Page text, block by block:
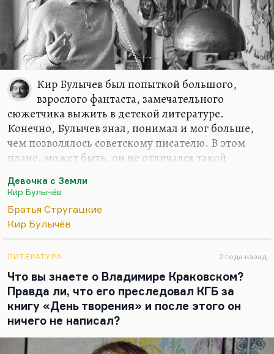
Бориса Натановича Стругацкого именно на этой
книжке.
В этой книге, как в зерне, сконцентрировались
все главные приемы и темы поздних
Стругацких. Хотя это сравнительно ранняя…
Кир Булычев был попыткой большого,
взрослого фантаста, замечательного
сюжетчика выжить в детской литературе.
Конечно, Булычев знал, понимал и мог больше,
чем позволялось советскому писателю. В этом
плане, может быть, он не отличался такой
обладал, безусловно, великолепным сюжетным
мастерством. И потом, знаете, Булычев был
абсолютно человечен. Вот если Стругацкие, как и
всякие модернисты, были абсолютно
человеком большой сентиментальности,
чуткости, пронзительной печали о человеческой
участи.
Интересная, кстати, это тема. У Стругацкий
интеллектуальная мощь такова, ужасы,…
Девочка с Земли
Кир Булычёв
Братья Стругацкие
Кир Булычёв
ЛИТЕРАТУРА 2 года назад
Что вы знаете о Владимире Краковском?
Правда ли, что его преследовал КГБ за
книгу «День творения» и после этого он
ничего не написал?